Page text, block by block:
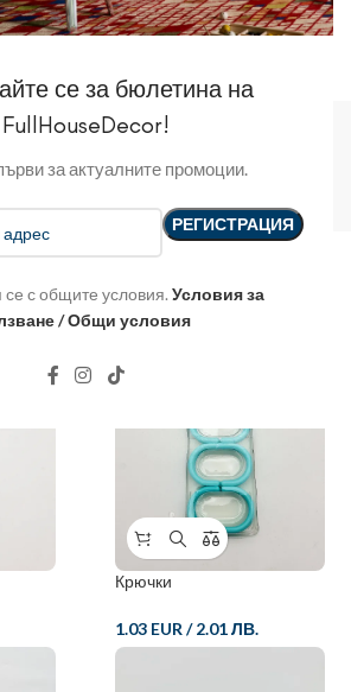
се за бюлетина на
FullHouseDecor!
за актуалните промоции.
с общите условия. Условия за
/ Общи условия
ванной
Крючки
1.03 EUR /2.01 ЛВ.